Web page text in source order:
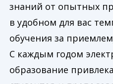
знаний от опытных
в удобном для вас
обучения за
С каждым годом
образование